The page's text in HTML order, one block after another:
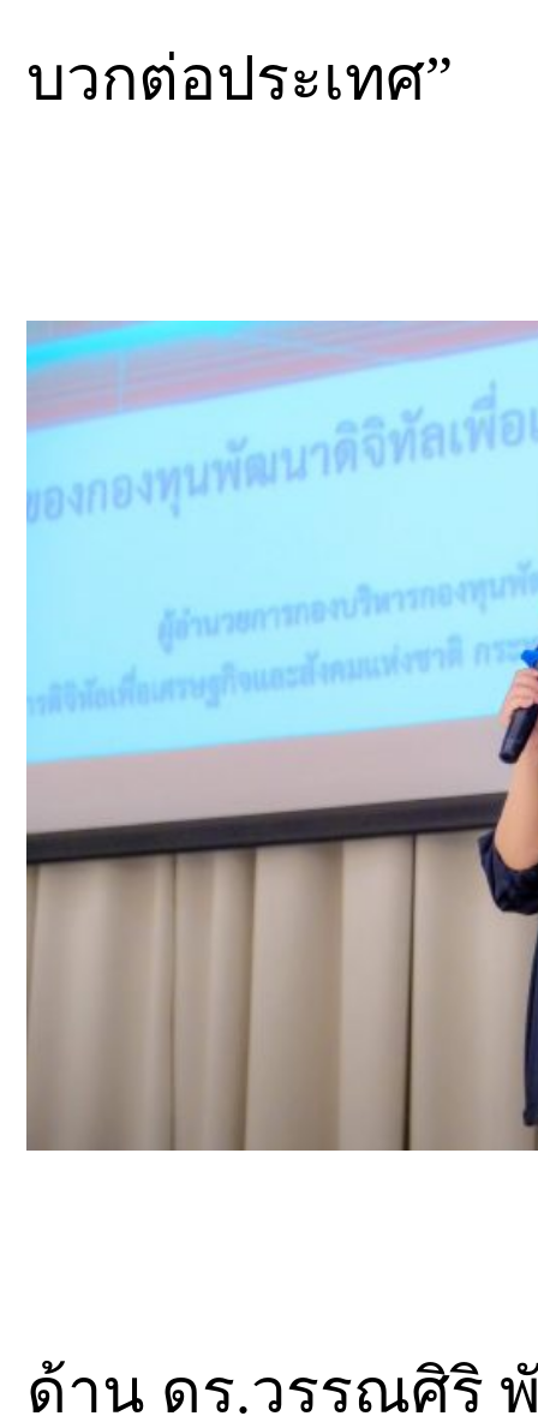
บวกต่อประเทศ”
ด้าน ดร.วรรณศิริ